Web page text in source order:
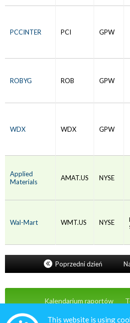
PCCINTER PCI GPW
ROBYG ROB GPW
WDX WDX GPW
Applied
Materials
AMAT.US NYSE
Wal-Mart WMT.US NYSE
Poprzedni dzień
Kalendarium raportów
This website is using